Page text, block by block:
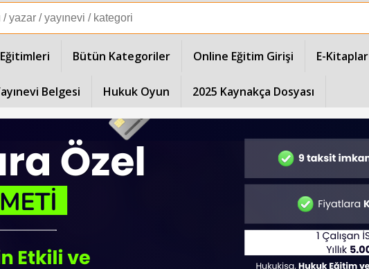
Bütün Kategoriler Online Eğitim Girişi E-Kitaplar
Belgesi Hukuk Oyun 2025 Kaynakça Dosyası